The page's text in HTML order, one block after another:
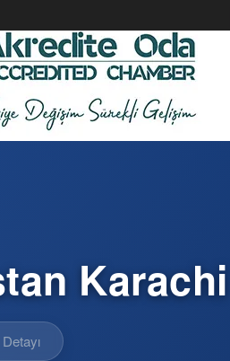
TİCARET BİLGİ MERKEZİ